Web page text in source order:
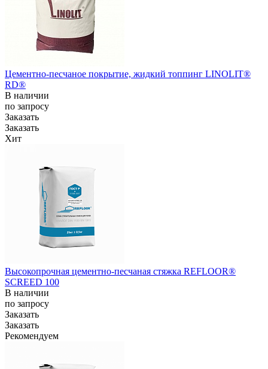
Цементно-песчаное покрытие, жидкий топпинг LINOLIT®
RD®
В наличии
по запросу
Заказать
Заказать
Хит
Высокопрочная цементно-песчаная стяжка REFLOOR®
SCREED 100
В наличии
по запросу
Заказать
Заказать
Рекомендуем